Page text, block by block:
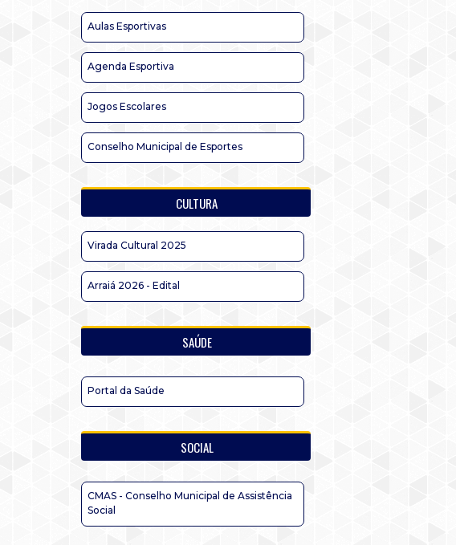
Aulas Esportivas
Agenda Esportiva
Jogos Escolares
Conselho Municipal de Esportes
CULTURA
Virada Cultural 2025
Arraiá 2026 - Edital
SAÚDE
Portal da Saúde
SOCIAL
CMAS - Conselho Municipal de Assistência
Social